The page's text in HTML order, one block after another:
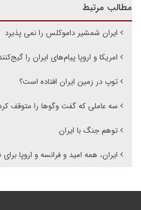
مطالب مرتبط
ایران شمشیر داموکلس را نمی پذیرد
امریکا و اروپا پیام‌های ایران را
توپ در زمین ایران افتاده است؟
سه عاملی که گفت وگوها را متوقف
توهم جنگ با ایران
ایران، همه امید و فرانسه و اروپا